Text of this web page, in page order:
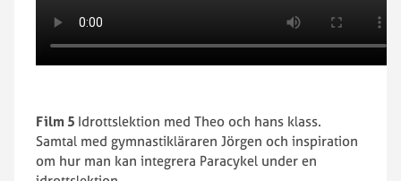
Film 5 Idrottslektion med Theo och hans klass.
Samtal med gymnastikläraren Jörgen och inspiration
om hur man kan integrera Paracykel under en